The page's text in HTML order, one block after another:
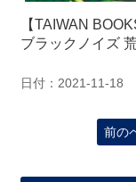
イ
【TAIWAN
ブラックノイズ
日付：2021-11-18
前の